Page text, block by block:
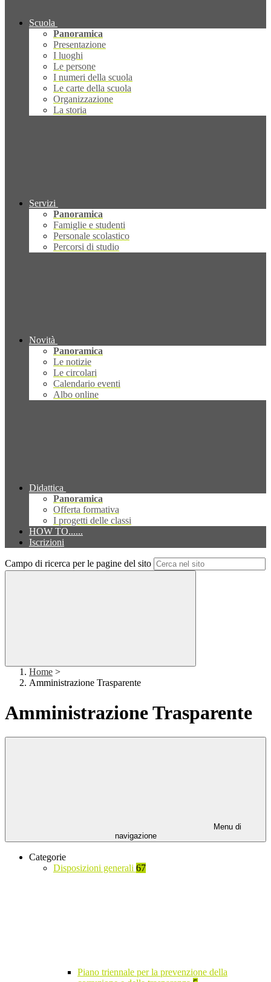
Scuola
Panoramica
Presentazione
I luoghi
Le persone
I numeri della scuola
Le carte della scuola
Organizzazione
La storia
Servizi
Panoramica
Famiglie e studenti
Personale scolastico
Percorsi di studio
Novità
Panoramica
Le notizie
Le circolari
Calendario eventi
Albo online
Didattica
Panoramica
Offerta formativa
I progetti delle classi
HOW TO......
Iscrizioni
Campo di ricerca per le pagine del sito
Home >
Amministrazione Trasparente
Amministrazione Trasparente
Menu di
navigazione
Categorie
Disposizioni generali 67
Piano triennale per la prevenzione della